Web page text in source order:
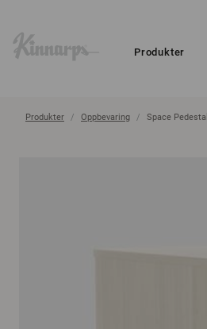
Produkter
Produkter Oppbevaring Space Pedestal